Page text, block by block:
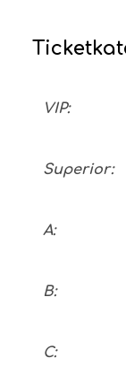
VIP:
Superior:
A:
B:
C: